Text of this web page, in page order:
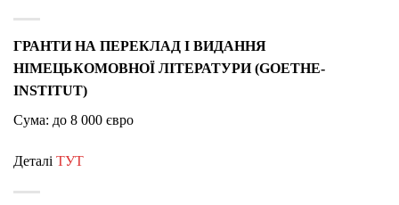
ГРАНТИ НА ПЕРЕКЛАД І ВИДАННЯ
НІМЕЦЬКОМОВНОЇ ЛІТЕРАТУРИ (GOETHE-
INSTITUT)
Сума: до 8 000 євро
Деталі ТУТ